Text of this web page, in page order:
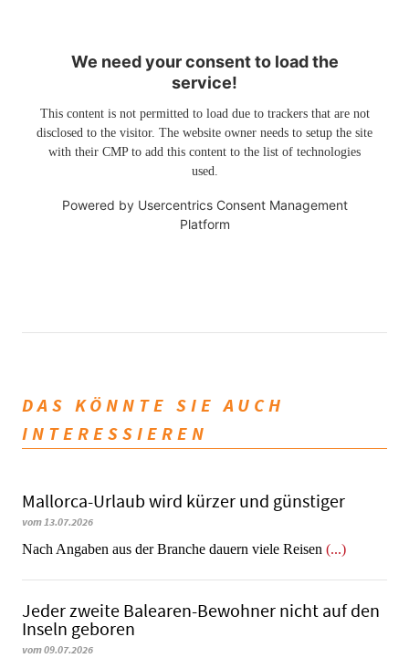
We need your consent to load the
service!
This content is not permitted to load due to trackers that are not
disclosed to the visitor. The website owner needs to setup the site
with their CMP to add this content to the list of technologies
used.
Powered by Usercentrics Consent Management
Platform
DAS KÖNNTE SIE AUCH
INTERESSIEREN
Mallorca-Urlaub wird kürzer und günstiger
vom 13.07.2026
Nach Angaben aus der Branche dauern viele Reisen (...)
Jeder zweite Balearen-Bewohner nicht auf den
Inseln geboren
vom 09.07.2026